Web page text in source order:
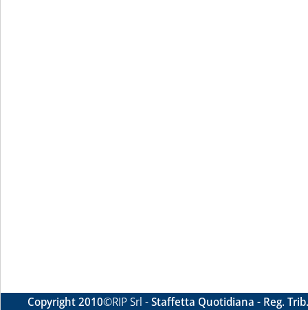
Copyright 2010©RIP Srl -Staffetta Quotidiana - Reg.